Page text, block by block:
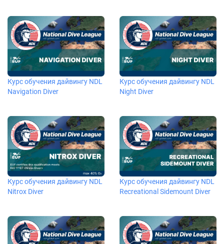
Курс обучения дайвингу NDL
Navigation Diver
Курс обучения дайвингу NDL
Night Diver
Курс обучения дайвингу NDL
Nitrox Diver
Курс обучения дайвингу NDL
Recreational Sidemount Diver